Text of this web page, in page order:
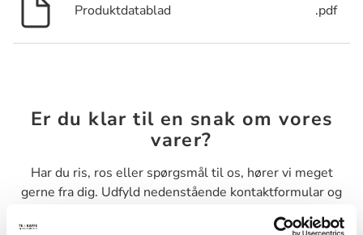
Produktdatablad .pdf
Er du klar til en snak om vores
varer?
Har du ris, ros eller spørgsmål til os, hører vi meget
gerne fra dig. Udfyld nedenstående kontaktformular og